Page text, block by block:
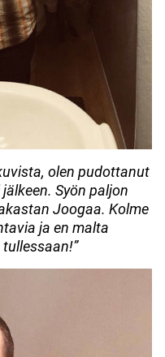
olen pudottanut
Syön paljon
Joogaa. Kolme
ja en malta